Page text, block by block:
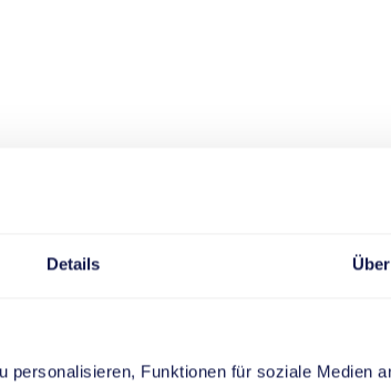
Details
personalisieren, Funktionen für soziale Medien